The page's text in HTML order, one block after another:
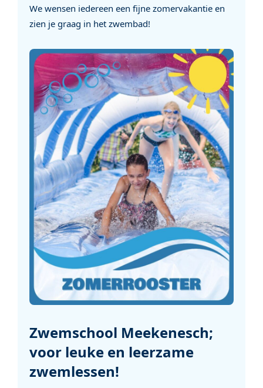
We wensen iedereen een fijne zomervakantie en
zien je graag in het zwembad!
Zwemschool Meekenesch;
voor leuke en leerzame
zwemlessen!